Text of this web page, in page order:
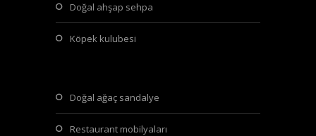
doğal ahşap sehpa
köpek kulubesi
doğal ağaç sandalye
restaurant mobilyaları